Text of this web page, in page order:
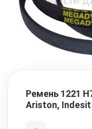
Ремень 1221
Ariston, Indesit